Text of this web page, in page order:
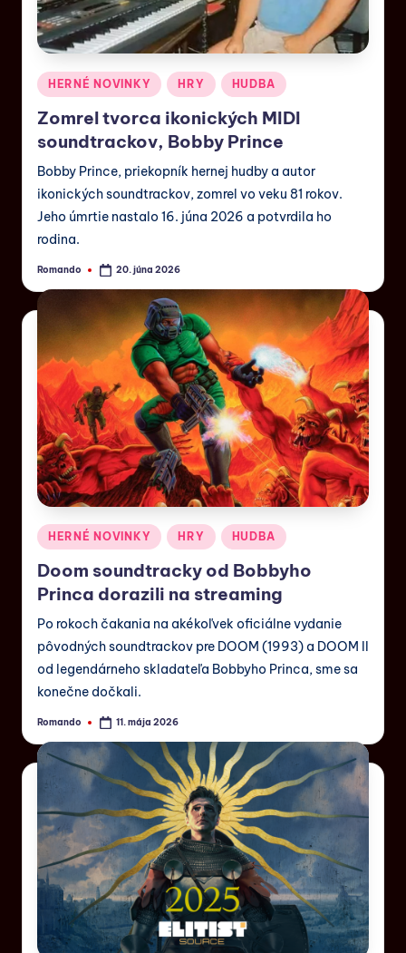
HERNÉ NOVINKY HRY HUDBA
Zomrel tvorca ikonických MIDI
soundtrackov, Bobby Prince
Bobby Prince, priekopník hernej hudby a autor
ikonických soundtrackov, zomrel vo veku 81 rokov.
Jeho úmrtie nastalo 16. júna 2026 a potvrdila ho
rodina.
Romando 20. júna 2026
HERNÉ NOVINKY HRY HUDBA
Doom soundtracky od Bobbyho
Princa dorazili na streaming
Po rokoch čakania na akékoľvek oficiálne vydanie
pôvodných soundtrackov pre DOOM (1993) a DOOM II
od legendárneho skladateľa Bobbyho Princa, sme sa
konečne dočkali.
Romando 11. mája 2026